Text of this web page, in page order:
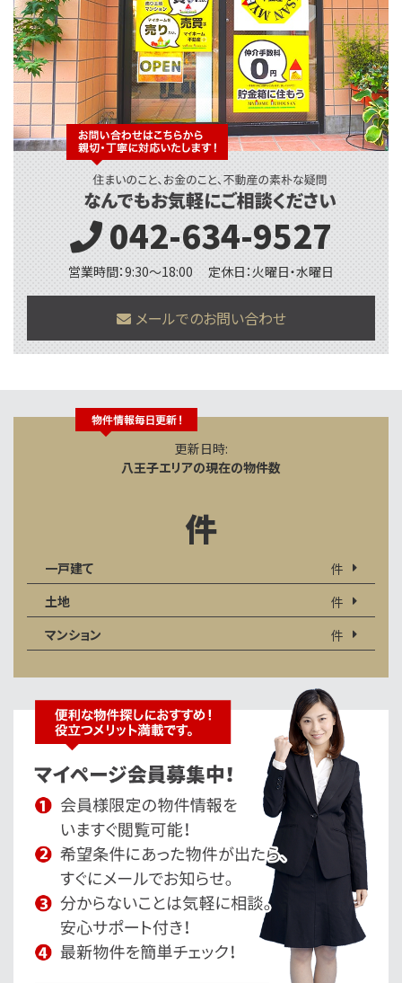
042-634-9527
営業時間：9:30〜18:00 定休日：火曜日・水曜日
メールでのお問い合わせ
更新日時:
八王子エリアの現在の物件数
件
一戸建て
件
土地
件
マンション
件